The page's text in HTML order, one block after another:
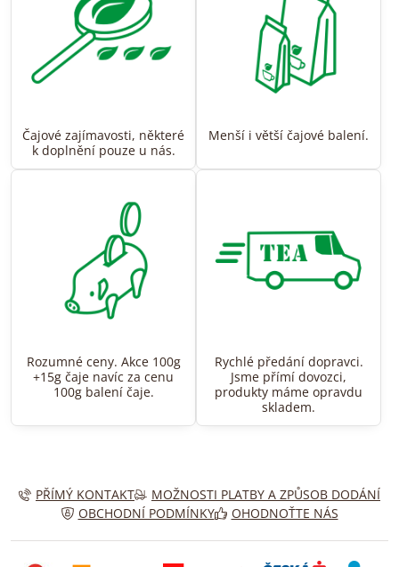
Čajové zajímavosti, některé
k doplnění pouze u nás.
Menší i větší čajové balení.
Rozumné ceny. Akce 100g
+15g čaje navíc za cenu
100g balení čaje.
Rychlé předání dopravci.
Jsme přímí dovozci,
produkty máme opravdu
skladem.
PŘÍMÝ KONTAKT
MOŽNOSTI PLATBY A ZPŮSOB DODÁNÍ
OBCHODNÍ PODMÍNKY
OHODNOŤTE NÁS